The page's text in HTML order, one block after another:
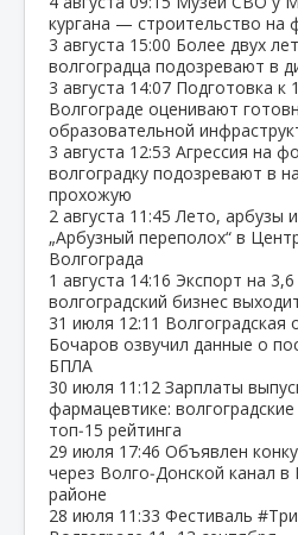
кургана — строительство на
3 августа 15:00 Более двух
волгоградца подозревают в
3 августа 14:07 Подготовка к
Волгограде оценивают
образовательной
3 августа 12:53 Агрессия на
волгоградку подозревают в
прохожую
2 августа 11:45 Лето, арбузы
„Арбузный переполох“ в
Волгограда
1 августа 14:16 Экспорт на
волгоградский бизнес
31 июля 12:11 Волгоградская
Бочаров озвучил данные о
БПЛА
30 июля 11:12 Зарплаты
фармацевтике:
топ‑15 рейтинга
29 июля 17:46 Объявлен
через Волго‑Донской канал
районе
28 июля 11:33 Фестиваль